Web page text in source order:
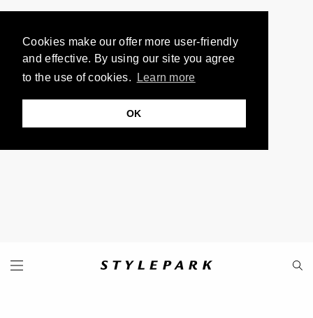
Cookies make our offer more user-friendly
and effective. By using our site you agree
to the use of cookies.
Learn more
OK